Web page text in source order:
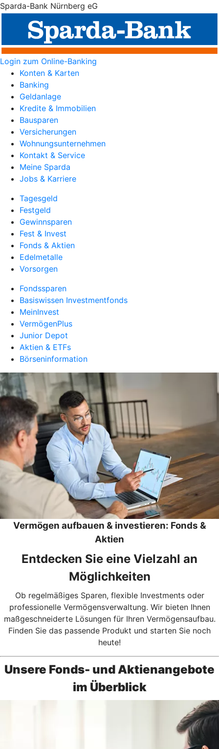
Sparda-Bank Nürnberg eG
Login zum Online-Banking
Konten & Karten
Banking
Geldanlage
Kredite & Immobilien
Bausparen
Versicherungen
Wohnungsunternehmen
Kontakt & Service
Meine Sparda
Jobs & Karriere
Tagesgeld
Festgeld
Gewinnsparen
Fest & Invest
Fonds & Aktien
Edelmetalle
Vorsorgen
Fondssparen
Basiswissen Investmentfonds
MeinInvest
VermögenPlus
Junior Depot
Aktien & ETFs
Börseninformation
Vermögen aufbauen & investieren: Fonds &
Aktien
Entdecken Sie eine Vielzahl an
Möglichkeiten
Ob regelmäßiges Sparen, flexible Investments oder
professionelle Vermögensverwaltung. Wir bieten Ihnen
maßgeschneiderte Lösungen für Ihren Vermögensaufbau.
Finden Sie das passende Produkt und starten Sie noch
heute!
Unsere Fonds- und Aktienangebote
im Überblick